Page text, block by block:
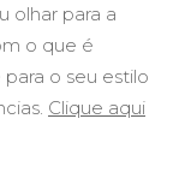
olhar para a
o que é
o seu estilo
Clique aqui